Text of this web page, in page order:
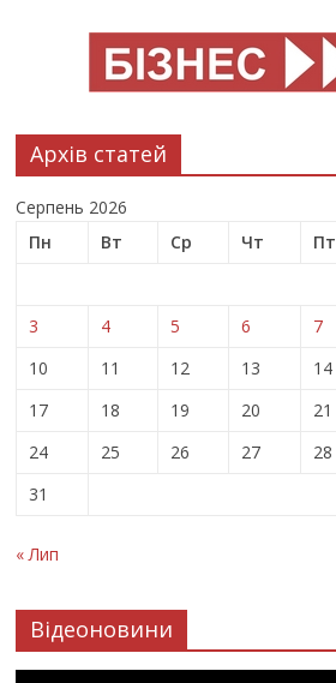
Архів статей
Серпень 2026
Пн
Вт Ср Чт Пт
3
4 5 6 7
10
11 12 13 14
17
18 19 20 21
24
25 26 27 28
31
« Лип
Відеоновини